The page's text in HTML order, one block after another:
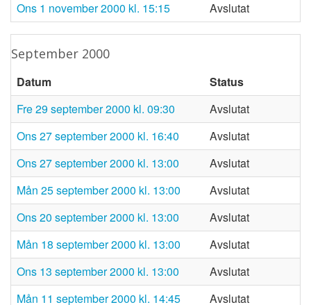
ons 1 november 2000 kl. 15:15
Avslutat
september 2000
Datum
Status
fre 29 september 2000 kl. 09:30
Avslutat
ons 27 september 2000 kl. 16:40
Avslutat
ons 27 september 2000 kl. 13:00
Avslutat
mån 25 september 2000 kl. 13:00
Avslutat
ons 20 september 2000 kl. 13:00
Avslutat
mån 18 september 2000 kl. 13:00
Avslutat
ons 13 september 2000 kl. 13:00
Avslutat
mån 11 september 2000 kl. 14:45
Avslutat